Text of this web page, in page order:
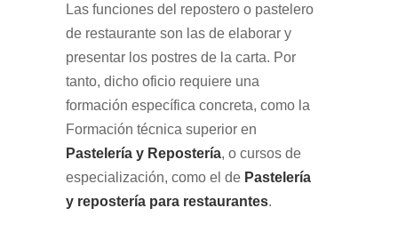
Las funciones del repostero o pastelero
de restaurante son las de elaborar y
presentar los postres de la carta. Por
tanto, dicho oficio requiere una
formación específica concreta, como la
Formación técnica superior en
Pastelería y Repostería, o cursos de
especialización, como el de Pastelería
y repostería para restaurantes.